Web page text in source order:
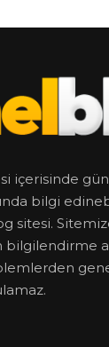
içerisinde
bilgi
sitesi.